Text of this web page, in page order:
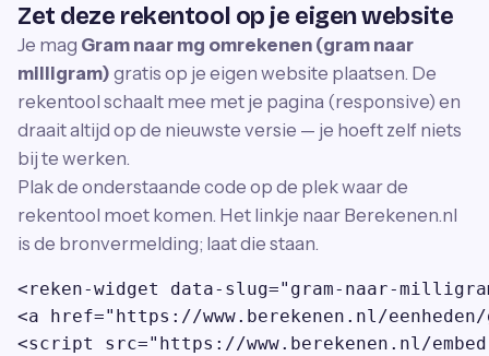
Zet deze rekentool op je eigen website
Je mag Gram naar mg omrekenen (gram naar
milligram) gratis op je eigen website plaatsen. De
rekentool schaalt mee met je pagina (responsive) en
draait altijd op de nieuwste versie — je hoeft zelf niets
bij te werken.
Plak de onderstaande code op de plek waar de
rekentool moet komen. Het linkje naar Berekenen.nl
is de bronvermelding; laat die staan.
<reken-widget data-slug="gram-naar-
<a href="https://www.berekenen.nl/
<script src="https://www.berekenen.nl/